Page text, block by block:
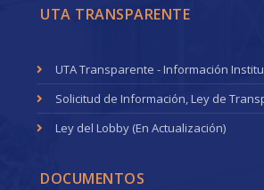
UTA TRANSPARENTE
UTA Transparente - Información
Solicitud de Información, Ley de
Ley del Lobby (En Actualización)
DOCUMENTOS